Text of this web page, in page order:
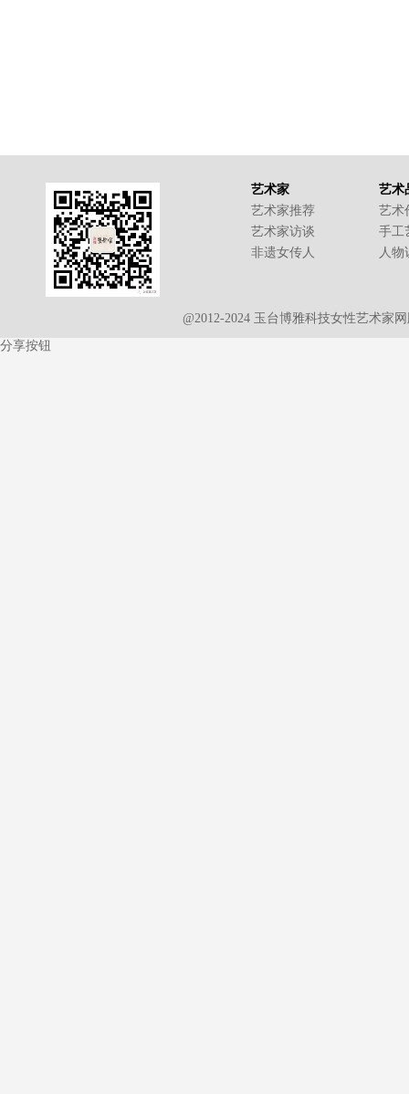
艺术家
艺术家推荐
艺术家访谈
非遗女传人
艺术
艺术
手工
人物
@2012-2024 玉台博雅科技女性艺术家
分享按钮